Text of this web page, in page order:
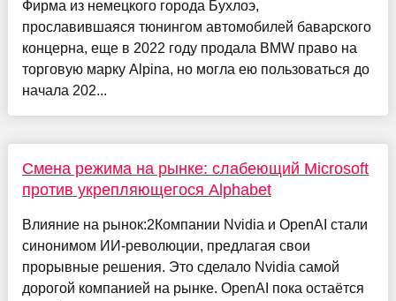
Фирма из немецкого города Бухлоэ,
прославившаяся тюнингом автомобилей баварского
концерна, еще в 2022 году продала BMW право на
торговую марку Alpina, но могла ею пользоваться до
начала 202...
Смена режима на рынке: слабеющий Microsoft
против укрепляющегося Alphabet
Влияние на рынок:2Компании Nvidia и OpenAI стали
синонимом ИИ-революции, предлагая свои
прорывные решения. Это сделало Nvidia самой
дорогой компанией на рынке. OpenAI пока остаётся